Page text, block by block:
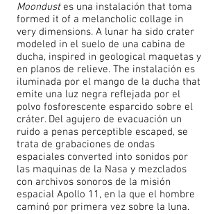
Moondustes una instalación that toma
formed it of a melancholic collage in
very dimensions. A lunar ha sido crater
modeled in el suelo de una cabina de
ducha, inspired in geological maquetas y
en planos de relieve. The instalación es
iluminada por el mango de la ducha that
emite una luz negra reflejada por el
polvo fosforescente esparcido sobre el
cráter. Del agujero de evacuación un
ruido a penas perceptible escaped, se
trata de grabaciones de ondas
espaciales converted into sonidos por
las maquinas de la Nasa y mezclados
con archivos sonoros de la misión
espacial Apollo 11, en la que el hombre
caminó por primera vez sobre la luna.